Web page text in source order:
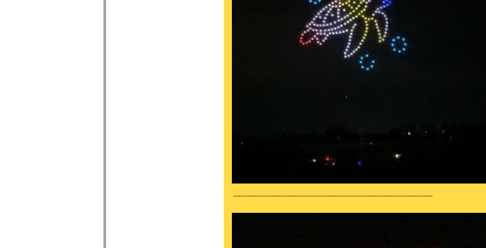
-------------------------------------------------------------------------------------